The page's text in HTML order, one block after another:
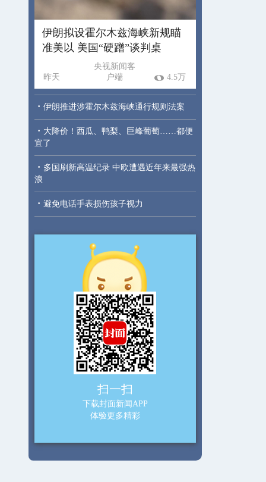
伊朗拟设霍尔木兹海峡新规瞄
准美以 美国“硬蹭”谈判桌
昨天
央视新闻客
户端
4.5万
· 伊朗推进涉霍尔木兹海峡通行规则法案
· 大降价！西瓜、鸭梨、巨峰葡萄……都便
宜了
· 多国刷新高温纪录 中欧遭遇近年来最强热
浪
· 避免电话手表损伤孩子视力
扫一扫
下载封面新闻APP
体验更多精彩